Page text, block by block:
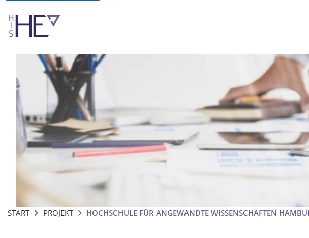
START PROJEKT HOCHSCHULE FÜR ANGEWANDTE WISSENSCHAFTEN